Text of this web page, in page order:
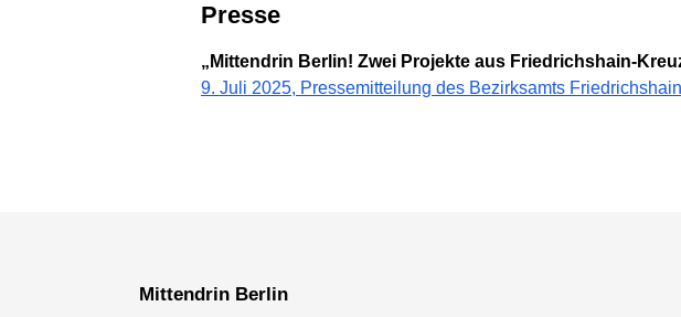
Presse
„Mittendrin Berlin! Zwei Projekte aus Friedrichshain-
9. Juli 2025, Pressemitteilung des Bezirksamts
Mittendrin Berlin